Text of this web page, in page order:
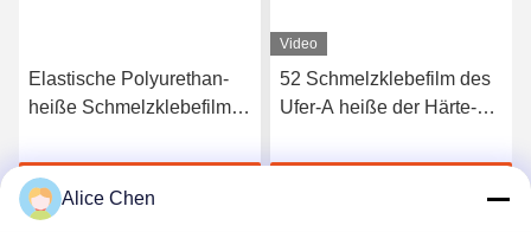
Elastische Polyurethan-
heiße Schmelzklebefilm
Jetzt Chatten
Video
52 Schmelzklebefilm des
Ufer-A heiße der Härte-
Unterwäsche
Alice Chen